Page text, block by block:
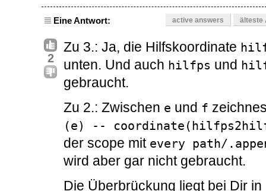
Eine Antwort: active answers älteste
2
Zu 3.: Ja, die Hilfskoordinate
unten. Und auch hilfps und
gebraucht.
Zu 2.: Zwischen e und f
(e) --
der scope mit every path/
wird aber gar nicht gebraucht.
Die Überbrückung liegt bei Dir